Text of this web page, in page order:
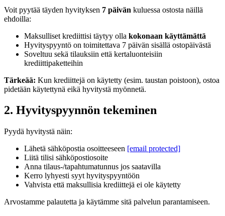
Voit pyytää täyden hyvityksen 7 päivän kuluessa ostosta näillä
ehdoilla:
Maksulliset krediittisi täytyy olla kokonaan käyttämättä
Hyvityspyyntö on toimitettava 7 päivän sisällä ostopäivästä
Soveltuu sekä tilauksiin että kertaluonteisiin
krediittipaketteihin
Tärkeää: Kun krediittejä on käytetty (esim. taustan poistoon), ostoa
pidetään käytettynä eikä hyvitystä myönnetä.
2. Hyvityspyynnön tekeminen
Pyydä hyvitystä näin:
Lähetä sähköpostia osoitteeseen [email protected]
Liitä tilisi sähköpostiosoite
Anna tilaus-/tapahtumatunnus jos saatavilla
Kerro lyhyesti syyt hyvityspyyntöön
Vahvista että maksullisia krediittejä ei ole käytetty
Arvostamme palautetta ja käytämme sitä palvelun parantamiseen.